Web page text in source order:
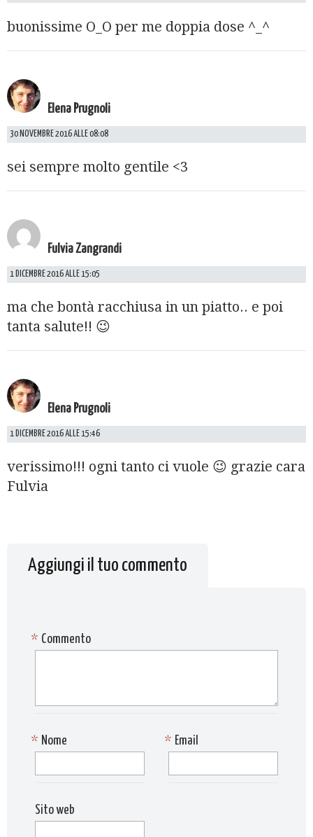
buonissime O_O per me doppia dose ^_^
Elena Prugnoli
30 NOVEMBRE 2016 ALLE 08:08
sei sempre molto gentile <3
Fulvia Zangrandi
1 DICEMBRE 2016 ALLE 15:05
ma che bontà racchiusa in un piatto.. e poi
tanta salute!! 😉
Elena Prugnoli
1 DICEMBRE 2016 ALLE 15:46
verissimo!!! ogni tanto ci vuole 😉 grazie cara
Fulvia
Aggiungi il tuo commento
Commento
*
Nome
* Email
*
Sito web